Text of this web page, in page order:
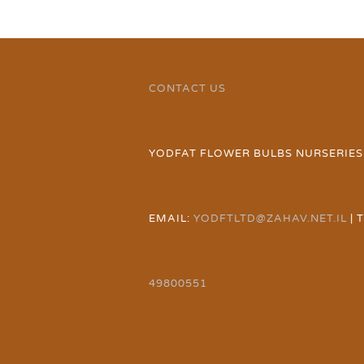
CONTACT US
YODFAT FLOWER BULBS NURSERIES
EMAIL: YODFTLTD@ZAHAV.NET.IL |
49800551